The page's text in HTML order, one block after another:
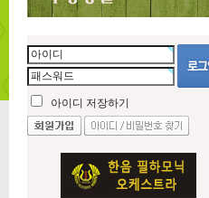
아이디 저장하기